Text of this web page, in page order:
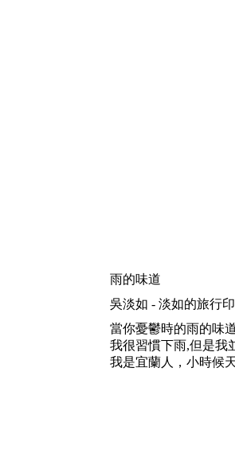
雨的味道
吳淡如 - 淡如的旅行印
當你憂鬱時的雨的味
我很習慣下雨,但是我
我是宜蘭人，小時候